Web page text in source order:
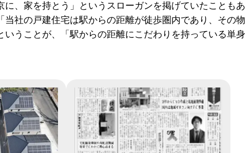
、家を持とう」というスローガンを掲げていたこともあ
社の戸建住宅は駅からの距離が徒歩圏内であり、その物
うことが、「駅からの距離にこだわりを持っている単身